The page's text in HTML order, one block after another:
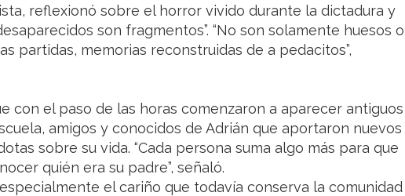
reflexionó sobre el horror vivido durante la dictadura y
son fragmentos”. “No son solamente huesos o
partidas, memorias reconstruidas de a pedacitos”,
con el paso de las horas comenzaron a aparecer antiguos
amigos y conocidos de Adrián que aportaron nuevos
sobre su vida. “Cada persona suma algo más para que
quién era su padre”, señaló.
el cariño que todavía conserva la comunidad